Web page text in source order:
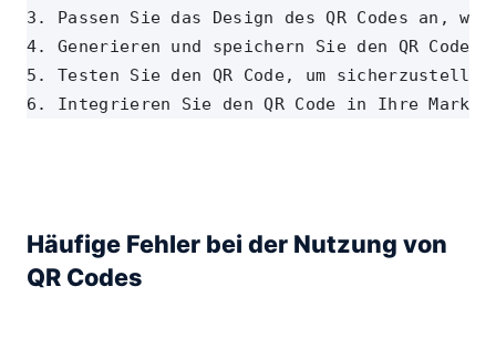
3. Passen Sie das Design des QR Codes an,
4. Generieren und speichern Sie den QR Code.
5. Testen Sie den QR Code, um
6. Integrieren Sie den QR Code in Ihre
Häufige Fehler bei der Nutzung von
QR Codes